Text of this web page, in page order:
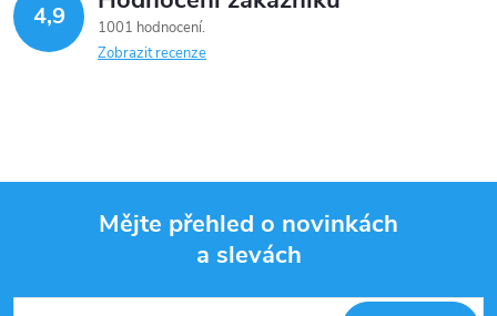
4,9
1001 hodnocení
Zobrazit recenze
Mějte přehled o novinkách
a slevách